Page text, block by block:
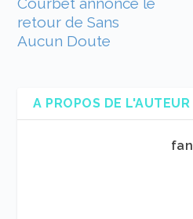
retour de Sans
Aucun Doute
A PROPOS DE L'AUTEUR